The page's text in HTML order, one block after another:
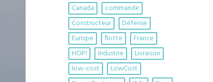
Canada
commande
Constructeur
Défense
Europe
flotte
France
HOP!
Industrie
Livraison
low-cost
LowCost